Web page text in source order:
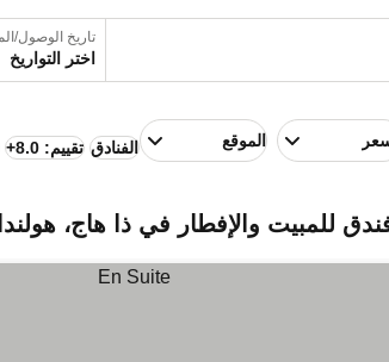
تاريخ الوصول/
اختر التواريخ
الموقع الفنادق تقييم: 8.0+
للمبيت والإفطار في ذا هاج، هولندا